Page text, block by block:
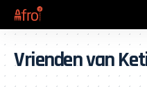
Vrienden van